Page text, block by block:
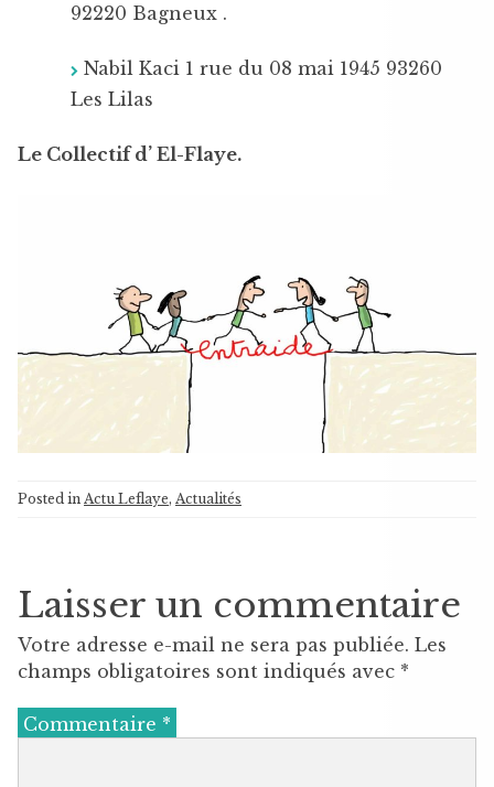
92220 Bagneux .
Nabil Kaci 1 rue du 08 mai 1945 93260
Les Lilas
Le Collectif d’ El-Flaye.
Posted in Actu Leflaye, Actualités
Laisser un commentaire
Votre adresse e-mail ne sera pas publiée. Les
champs obligatoires sont indiqués avec *
Commentaire *